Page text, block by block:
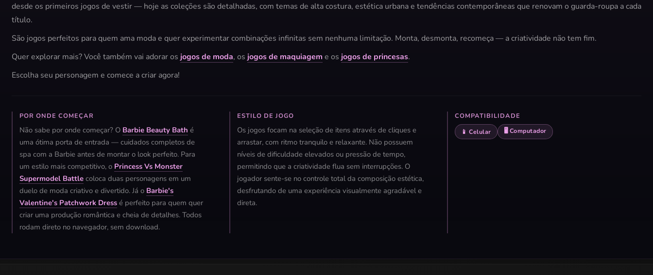
desde os primeiros jogos de vestir — hoje as coleções são detalhadas, com temas de alta costura, estética urbana e tendências contemporâneas que renovam o guarda-roupa a cada
título.
São jogos perfeitos para quem ama moda e quer experimentar combinações infinitas sem nenhuma limitação. Monta, desmonta, recomeça — a criatividade não tem fim.
Quer explorar mais? Você também vai adorar os jogos de moda, os jogos de maquiagem e os jogos de princesas.
Escolha seu personagem e comece a criar agora!
POR ONDE COMEÇAR
Não sabe por onde começar? O Barbie Beauty Bath é
uma ótima porta de entrada — cuidados completos de
spa com a Barbie antes de montar o look perfeito. Para
um estilo mais competitivo, o Princess Vs Monster
Supermodel Battle coloca duas personagens em um
duelo de moda criativo e divertido. Já o Barbie's
Valentine's Patchwork Dress é perfeito para quem quer
criar uma produção romântica e cheia de detalhes. Todos
rodam direto no navegador, sem download.
ESTILO DE JOGO
Os jogos focam na seleção de itens através de cliques e
arrastar, com ritmo tranquilo e relaxante. Não possuem
níveis de dificuldade elevados ou pressão de tempo,
permitindo que a criatividade flua sem interrupções. O
jogador sente-se no controle total da composição estética,
desfrutando de uma experiência visualmente agradável e
direta.
COMPATIBILIDADE
📱 Celular 🖥️ Computador